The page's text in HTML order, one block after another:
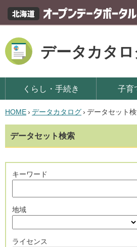
データカタ
くらし・手続き 子育
HOME› データカタログ› データセット
データセット検索
キーワード
地域
ライセンス